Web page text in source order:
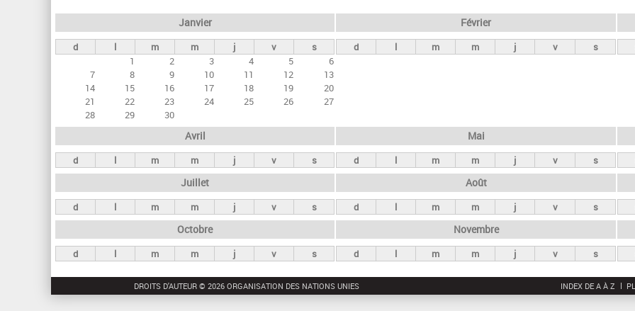
e
t
s
n
c
i
p
a
x
Janvier
d l m m j v
s
1
2 3 4 5
6
7
8 9 10 11 12
13
14
15 16 17 18 19
20
21
22 23 24 25 26
27
28
29 30
Février
d l m m j v s
Avril
d l m m j v s
Mai
d l m m j v s
Juillet
d l m m j v s
Août
d l m m j v s
Octobre
d l m m j v s
Novembre
d l m m j v s
DROITS D'AUTEUR © 2026 ORGANISATION DES NATIONS UNIES INDEX DE A À Z